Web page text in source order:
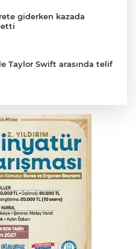
giderken kazada
Taylor Swift arasında telif
gece
yangını; Havadan ve
başlatıldı
kişi meteor yağmuru